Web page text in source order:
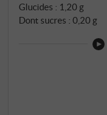
Glucides : 1,20 g
Dont sucres : 0,20 g